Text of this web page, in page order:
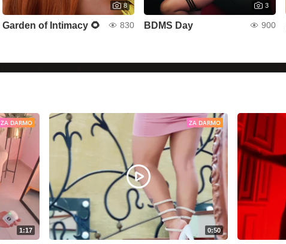
8
Garden of Intimacy 🌻 830
3
BDMS Day 900
ZA DARMO
1:17
ZA DARMO
0:50